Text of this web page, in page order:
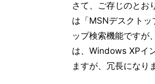
さて、ご存じのとお
は「MSNデスクト
ップ検索機能ですが
は、Windows XPイ
ますが、冗長になり